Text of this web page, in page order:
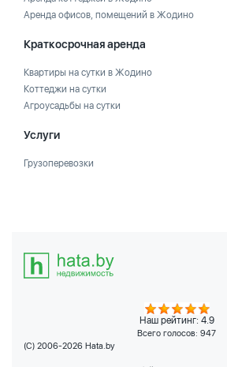
Аренда офисов, помещений в Жодино
Краткосрочная аренда
Квартиры на сутки в Жодино
Коттеджи на сутки
Агроусадьбы на сутки
Услуги
Грузоперевозки
Наш рейтинг: 4.9
Всего голосов: 947
(C) 2006-2026 Hata.by